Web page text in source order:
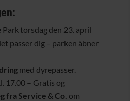
Park torsdag den 23. april
passer dig – parken åbner
med dyrepasser.
17.00 – Gratis og
fra Service & Co. om